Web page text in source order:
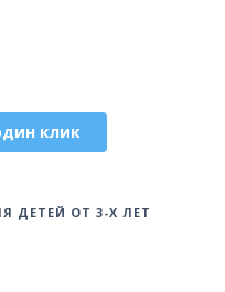
клик
ДЕТЕЙ ОТ 3-Х ЛЕТ